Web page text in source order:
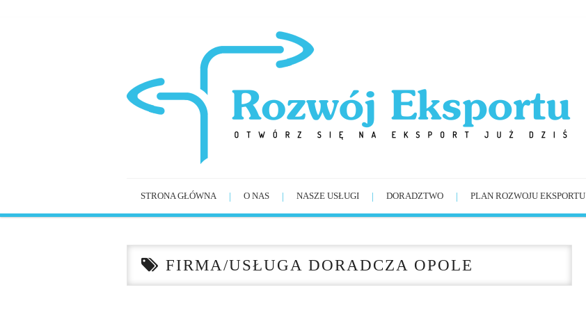
STRONA GŁÓWNA O NAS NASZE USŁUGI DORADZTWO PLAN ROZWOJU EKSPORTU
FIRMA/USŁUGA DORADCZA OPOLE